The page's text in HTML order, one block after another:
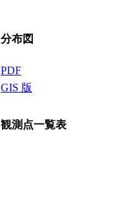
分布図
PDF
GIS 版
観測点一覧表